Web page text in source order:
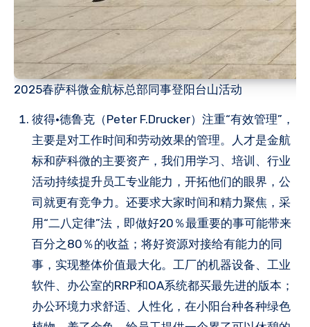
2025春萨科微金航标总部同事登阳台山活动
彼得·德鲁克（Peter F.Drucker）注重“有效管理”，
主要是对工作时间和劳动效果的管理。人才是金航
标和萨科微的主要资产，我们用学习、培训、行业
活动持续提升员工专业能力，开拓他们的眼界，公
司就更有竞争力。还要求大家时间和精力聚焦，采
用“二八定律”法，即做好20％最重要的事可能带来
百分之80％的收益；将好资源对接给有能力的同
事，实现整体价值最大化。工厂的机器设备、工业
软件、办公室的RRP和OA系统都买最先进的版本；
办公环境力求舒适、人性化，在小阳台种各种绿色